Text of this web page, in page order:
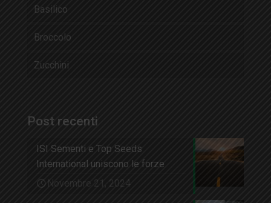
Basilico
Broccolo
Zucchini
Post recenti
ISI Sementi e Top Seeds
International uniscono le forze
Novembre 21, 2024